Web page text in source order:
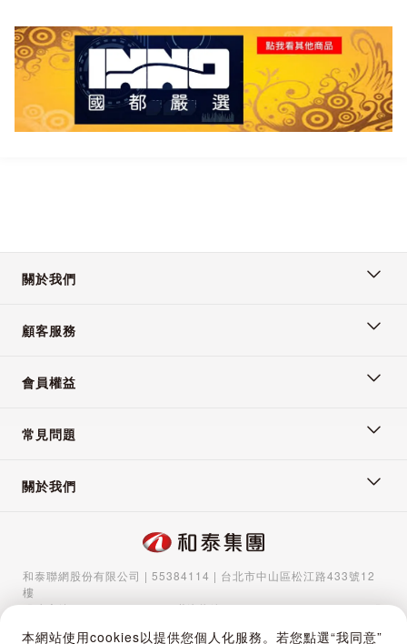
本網站使用cookies以提供您個人化服務。若您點選“我同意”
關於我們
顧客服務
會員權益
常見問題
關於我們
和泰聯網股份有限公司 | 55384114 | 台北市中山區松江路433號12
樓
服務專線：02-5570-1788| 聯絡信箱：gocs@hotaigo.com.tw| 服